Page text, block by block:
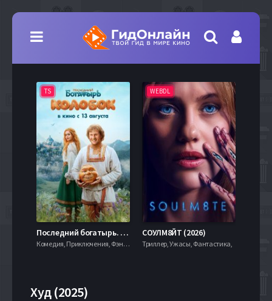
TS
Последний богатырь. Колобок (2026)
Комедия, Приключения, Фэнтези,
WEBDL
СОУЛМ8ЙТ (2026)
Триллер, Ужасы, Фантастика,
Худ (2025)